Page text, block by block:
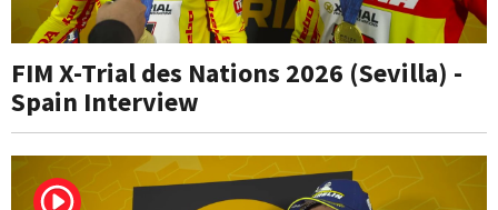
FIM X-Trial des Nations 2026 (Sevilla) -
Spain Interview